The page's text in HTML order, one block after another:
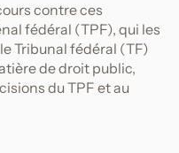
contre ces
fédéral (TPF), qui les
Tribunal fédéral (TF)
de droit public,
du TPF et au